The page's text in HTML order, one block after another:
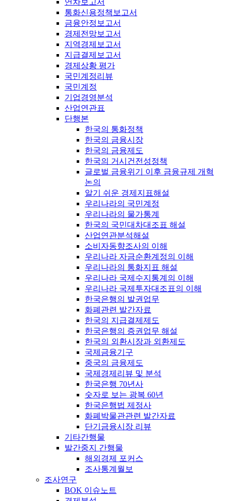
연차보고서
통화신용정책보고서
금융안정보고서
경제전망보고서
지역경제보고서
지급결제보고서
경제상황 평가
국민계정리뷰
국민계정
기업경영분석
산업연관표
단행본
한국의 통화정책
한국의 금융시장
한국의 금융제도
한국의 거시건전성정책
글로벌 금융위기 이후 금융규제 개혁
논의
알기 쉬운 경제지표해설
우리나라의 국민계정
우리나라의 물가통계
한국의 국민대차대조표 해설
산업연관분석해설
소비자동향조사의 이해
우리나라 자금순환계정의 이해
우리나라의 통화지표 해설
우리나라 국제수지통계의 이해
우리나라 국제투자대조표의 이해
한국은행의 발권업무
화폐관련 발간자료
한국의 지급결제제도
한국은행의 증권업무 해설
한국의 외환시장과 외환제도
국제금융기구
중국의 금융제도
국제경제리뷰 및 분석
한국은행 70년사
숫자로 보는 광복 60년
한국은행법 제정사
화폐박물관관련 발간자료
단기금융시장 리뷰
기타간행물
발간중지 간행물
해외경제 포커스
조사통계월보
조사연구
BOK 이슈노트